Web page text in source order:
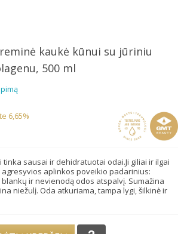
kaukė kūnui su jūriniu
500 ml
6,65%
sausai ir dehidratuotai odai.Ji giliai ir ilgai
aplinkos poveikio padarinius:
blankų ir nevienodą odos atspalvį. Sumažina
niežulį. Oda atkuriama, tampa lygi, šilkinė ir